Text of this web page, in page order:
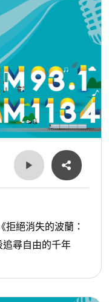
拒絕消失的波蘭：
尋自由的千年